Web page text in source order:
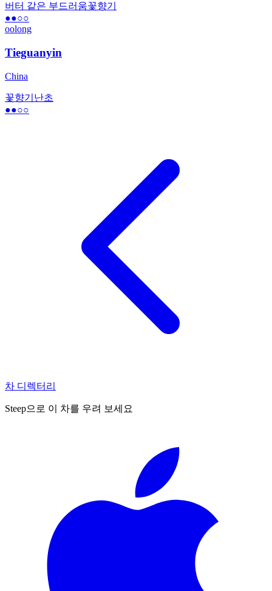
버터 같은 부드러움꽃향기
●●○○
oolong
Tieguanyin
China
꽃향기 난초
●●○○
차 디렉터리
Steep으로 이 차를 우려 보세요